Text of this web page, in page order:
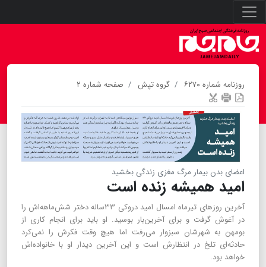
روزنامه شماره ۶۲۷۰ گروه تپش صفحه شماره ۲
اعضای بدن بیمار مرگ مغزی زندگی بخشید
امید همیشه زنده است
آخرین روزهای تیرماه امسال امید دروکی ۳۳ساله دختر شش‌ماهه‌اش را
در آغوش گرفت و برای آخرین‌بار بوسید. او باید برای انجام کاری از
بومهن به شهرشان سبزوار می‌رفت اما هیچ وقت فکرش را نمی‌کرد
حادثه‌ای تلخ در انتظارش است و این آخرین دیدار او با خانواده‌اش
خواهد بود.